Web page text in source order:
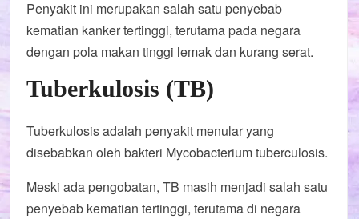
Penyakit ini merupakan salah satu penyebab
kematian kanker tertinggi, terutama pada negara
dengan pola makan tinggi lemak dan kurang serat.
Tuberkulosis (TB)
Tuberkulosis adalah penyakit menular yang
disebabkan oleh bakteri Mycobacterium tuberculosis.
Meski ada pengobatan, TB masih menjadi salah satu
penyebab kematian tertinggi, terutama di negara